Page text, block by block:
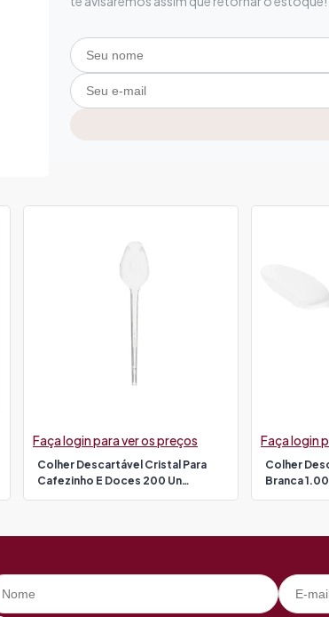
Colher Descartável Cristal Para
Cafezinho E Doces 200 Un
Faça login para ver os preços
Colher
Branca
Faça login